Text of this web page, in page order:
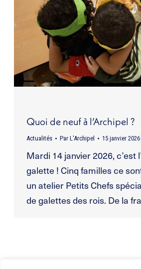
Quoi de neuf à l’Archipel ?
Actualités Par L'Archipel 15 janvier 2026
Mardi 14 janvier 2026, c’est
galette ! Cinq familles ce
un atelier Petits Chefs
de galettes des rois. De la